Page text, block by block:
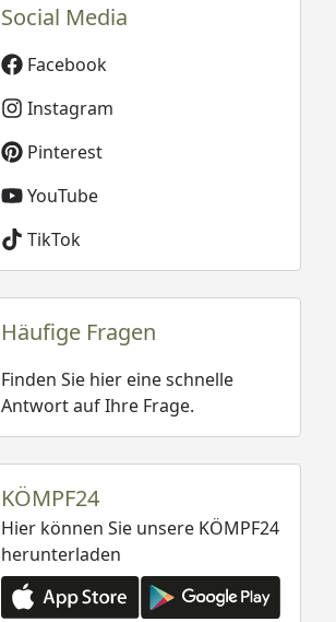
Social Media
Facebook
Instagram
Pinterest
YouTube
TikTok
Häufige Fragen
Finden Sie hier eine schnelle
Antwort auf Ihre Frage.
KÖMPF24
Hier können Sie unsere KÖMPF24
herunterladen